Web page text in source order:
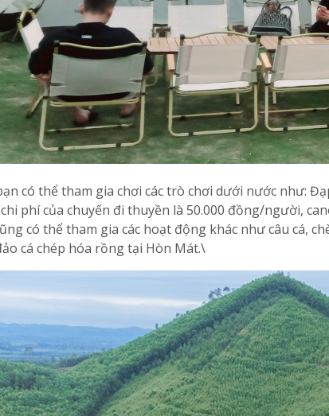
có thể tham gia chơi các trò chơi dưới nước như:
phí của chuyến đi thuyền là 50.000 đồng/người,
có thể tham gia các hoạt động khác như câu cá,
cá chép hóa rồng tại Hòn Mát.\